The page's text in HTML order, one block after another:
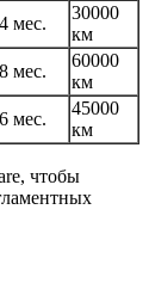
мес.
30000
км
мес.
60000
км
мес.
45000
км
чтобы